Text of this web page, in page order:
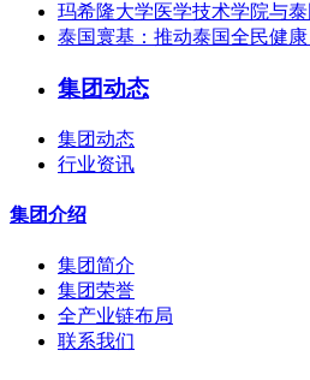
玛希隆大学医学技术学院与
泰国寰基：推动泰国全民健
集团动态
集团动态
行业资讯
集团介绍
集团简介
集团荣誉
全产业链布局
联系我们